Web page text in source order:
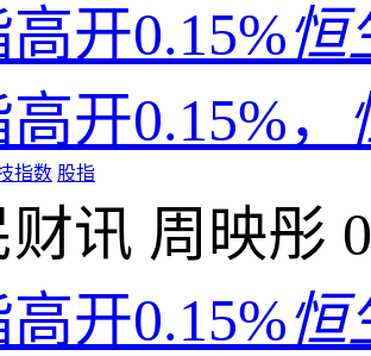
开0.15%恒
开0.15%，
指数 股指
财讯 周映彤
开0.15%恒